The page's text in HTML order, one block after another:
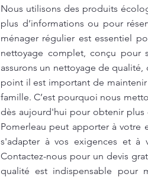
Nous utilisons des produits
plus d’informations ou pour
ménager régulier est essentiel
nettoyage complet, conçu pour
assurons un nettoyage de
point il est important de
famille. C’est pourquoi nous
dès aujourd'hui pour obtenir plus
Pomerleau peut apporter à votre
s'adapter à vos exigences et à
Contactez-nous pour un devis
qualité est indispensable pour